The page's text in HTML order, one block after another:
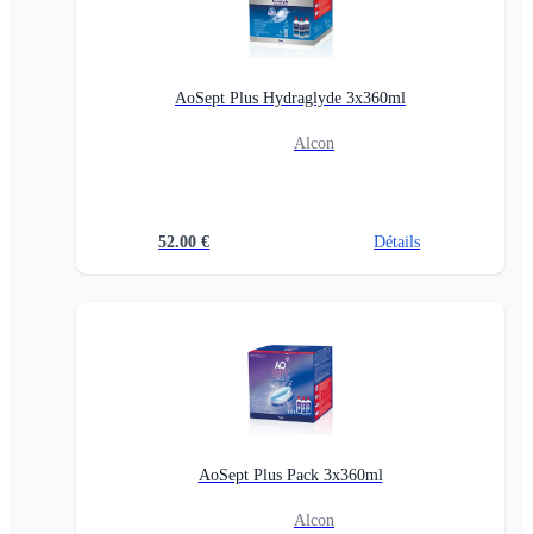
AoSept Plus Hydraglyde 3x360ml
Alcon
52.00 € Détails
AoSept Plus Pack 3x360ml
Alcon